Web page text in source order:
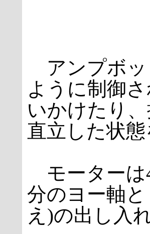
アンプボッ
ように制御
いかけたり
直立した状
モーターは
分のヨー軸
え)の出し入